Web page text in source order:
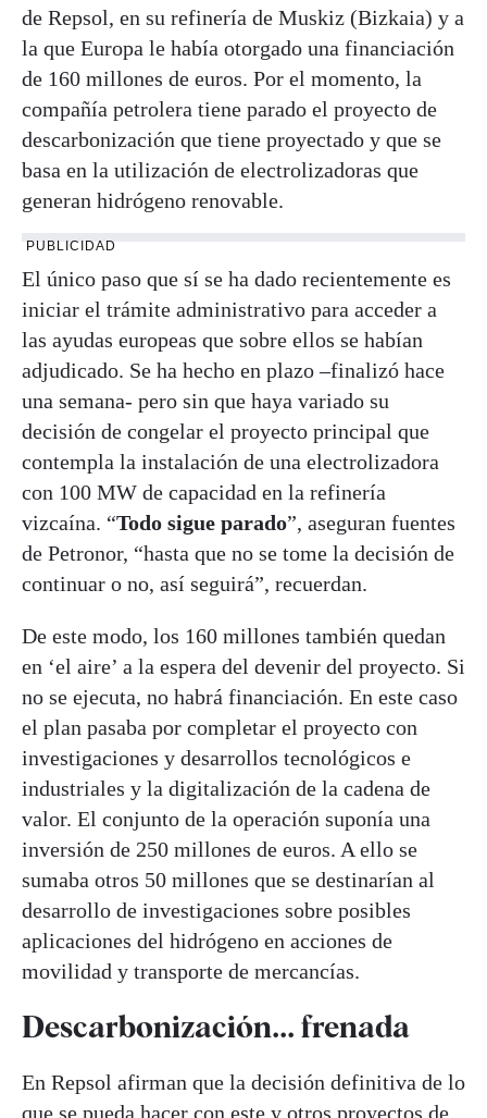
de Repsol, en su refinería de Muskiz (Bizkaia) y a
la que Europa le había otorgado una financiación
de 160 millones de euros. Por el momento, la
compañía petrolera tiene parado el proyecto de
descarbonización que tiene proyectado y que se
basa en la utilización de electrolizadoras que
generan hidrógeno renovable.
PUBLICIDAD
El único paso que sí se ha dado recientemente es
iniciar el trámite administrativo para acceder a
las ayudas europeas que sobre ellos se habían
adjudicado. Se ha hecho en plazo –finalizó hace
una semana- pero sin que haya variado su
decisión de congelar el proyecto principal que
contempla la instalación de una electrolizadora
con 100 MW de capacidad en la refinería
vizcaína. “Todo sigue parado”, aseguran fuentes
de Petronor, “hasta que no se tome la decisión de
continuar o no, así seguirá”, recuerdan.
De este modo, los 160 millones también quedan
en ‘el aire’ a la espera del devenir del proyecto. Si
no se ejecuta, no habrá financiación. En este caso
el plan pasaba por completar el proyecto con
investigaciones y desarrollos tecnológicos e
industriales y la digitalización de la cadena de
valor. El conjunto de la operación suponía una
inversión de 250 millones de euros. A ello se
sumaba otros 50 millones que se destinarían al
desarrollo de investigaciones sobre posibles
aplicaciones del hidrógeno en acciones de
movilidad y transporte de mercancías.
Descarbonización... frenada
En Repsol afirman que la decisión definitiva de lo
que se pueda hacer con este y otros proyectos de